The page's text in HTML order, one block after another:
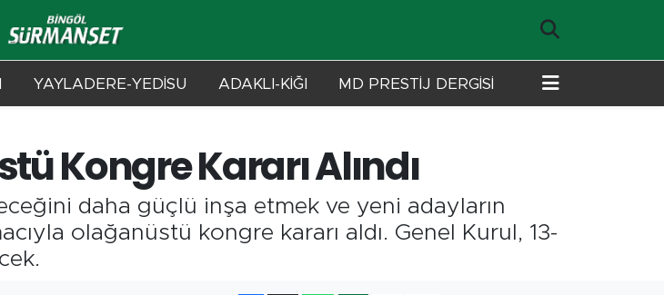
YAYLADERE-YEDİSU ADAKLI-KİĞI MD PRESTİJ DERGİSİ
Kongre Kararı Alındı
daha güçlü inşa etmek ve yeni adayların
olağanüstü kongre kararı aldı. Genel Kurul, 13-